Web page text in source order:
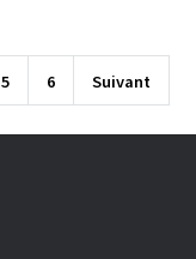
5 6 Suivant